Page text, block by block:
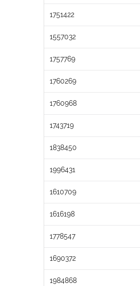
1751422
1557032
1757769
1760269
1760968
1743719
1838450
1996431
1610709
1616198
1778547
1690372
1984868